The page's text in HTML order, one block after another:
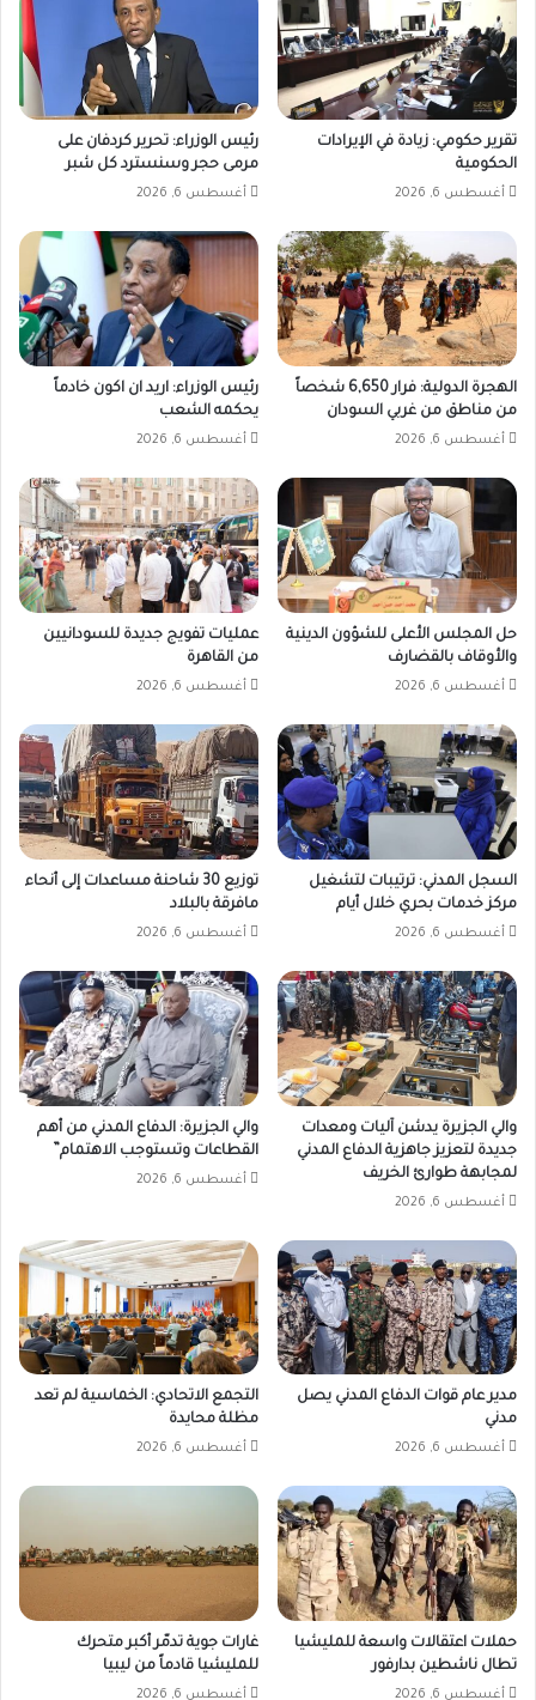
تقرير حكومي: زيادة في الإيرادات
الحكومية
أغسطس 6, 2026
رئيس الوزراء: تحرير كردفان على
مرمى حجر وسنسترد كل شبر
أغسطس 6, 2026
الهجرة الدولية: فرار 6,650 شخصاً
من مناطق من غربي السودان
أغسطس 6, 2026
رئيس الوزراء: اريد ان اكون خادماً
يحكمه الشعب
أغسطس 6, 2026
حل المجلس الأعلى للشؤون الدينية
والأوقاف بالقضارف
أغسطس 6, 2026
عمليات تفويج جديدة للسودانيين
من القاهرة
أغسطس 6, 2026
السجل المدني: ترتيبات لتشغيل
مركز خدمات بحري خلال أيام
أغسطس 6, 2026
توزيع 30 شاحنة مساعدات إلى أنحاء
مافرقة بالبلاد
أغسطس 6, 2026
والي الجزيرة يدشن آليات ومعدات
جديدة لتعزيز جاهزية الدفاع المدني
لمجابهة طوارئ الخريف
أغسطس 6, 2026
والي الجزيرة: الدفاع المدني من أهم
القطاعات وتستوجب الاهتمام”
أغسطس 6, 2026
مدير عام قوات الدفاع المدني يصل
مدني
أغسطس 6, 2026
التجمع الاتحادي: الخماسية لم تعد
مظلة محايدة
أغسطس 6, 2026
حملات اعتقالات واسعة للمليشيا
تطال ناشطين بدارفور
أغسطس 6, 2026
غارات جوية تدمّر أكبر متحرك
للمليشيا قادماً من ليبيا
أغسطس 6, 2026